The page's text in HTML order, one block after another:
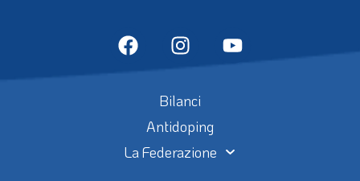
Bilanci
Antidoping
La Federazione